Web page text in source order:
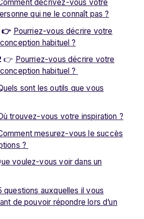
décrivez-vous votre
qui ne le connaît pas ?
👉 Pourriez-vous décrire votre
habituel ?
👉 Pourriez-vous décrire votre
habituel ?
sont les outils que vous
trouvez-vous votre inspiration ?
mesurez-vous le succès
?
voulez-vous voir dans un
questions auxquelles il vous
de pouvoir répondre lors d’un